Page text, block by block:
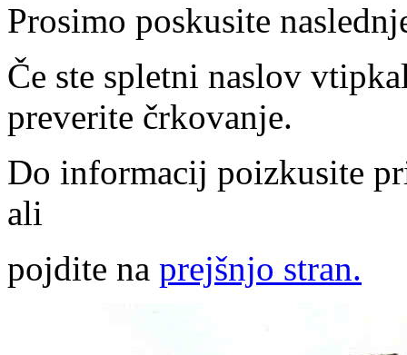
Prosimo poskusite
Če ste spletni naslov
preverite črkovanje.
Do informacij poizkusite
ali
pojdite na prejšnjo stran.